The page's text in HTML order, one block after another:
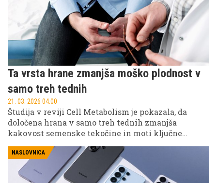
Ta vrsta hrane zmanjša moško plodnost v
samo treh tednih
21. 03. 2026 04.00
Študija v reviji Cell Metabolism je pokazala, da
določena hrana v samo treh tednih zmanjša
kakovost semenske tekočine in moti ključne
enakem kaloričnem vnosu.
NASLOVNICA